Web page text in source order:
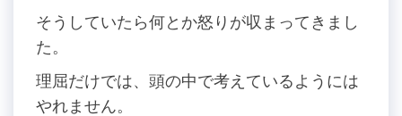
そうしていたら何とか怒りが収まってきまし
た。
理屈だけでは、頭の中で考えているようには
やれません。